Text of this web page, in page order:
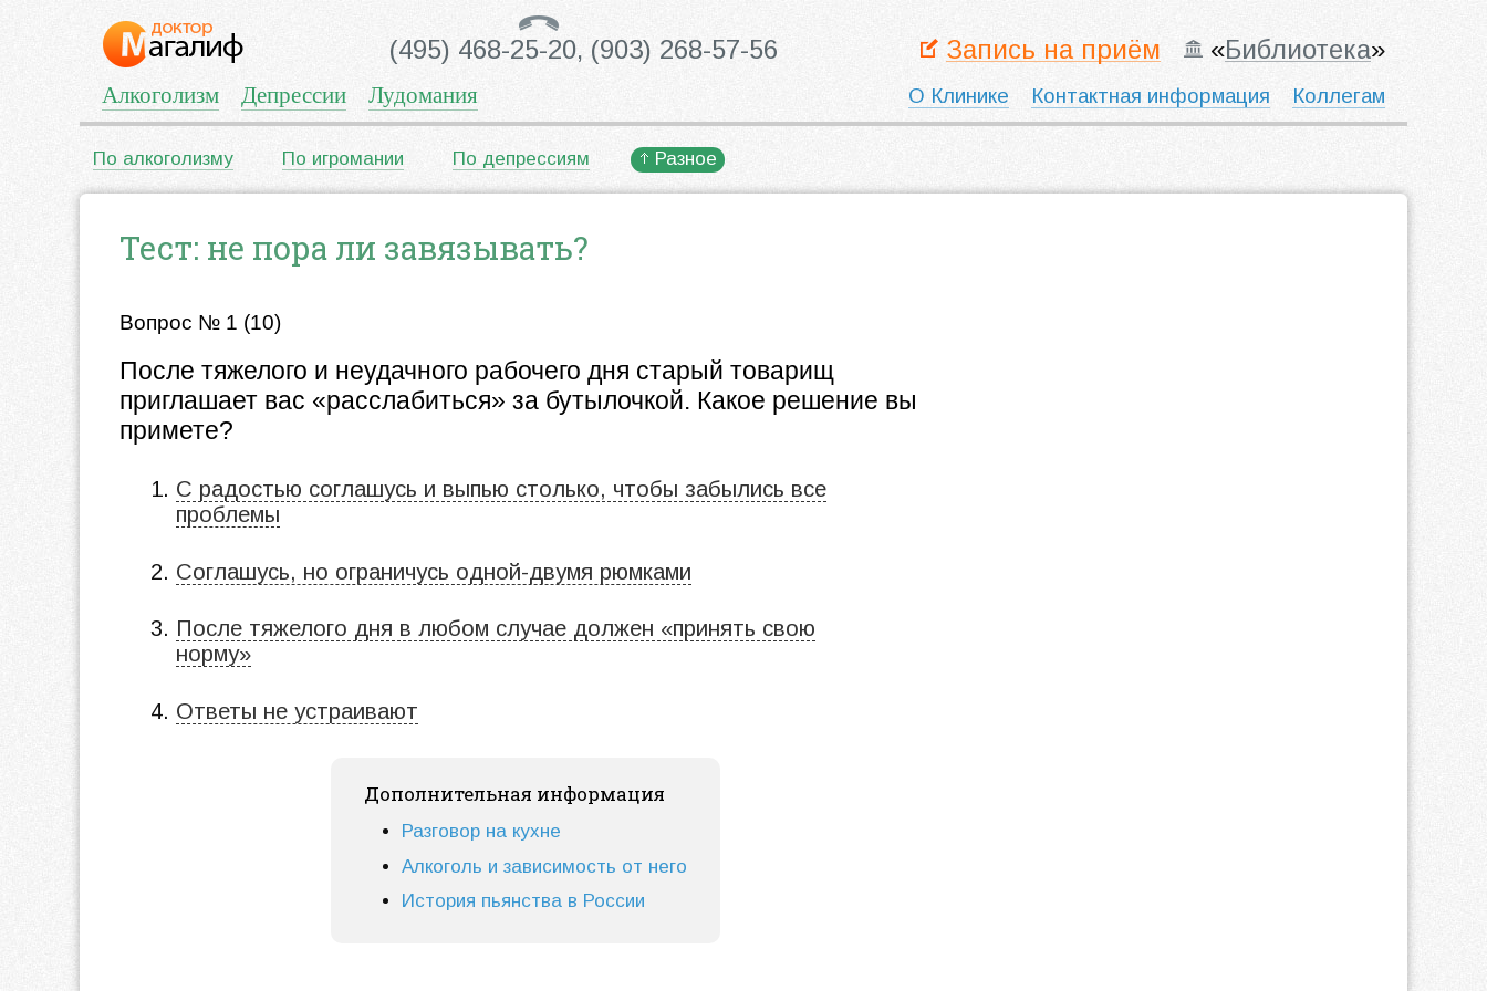
(495) 468-25-20, (903) 268-57-56 Запись на приём «Библиотека»
Алкоголизм Депрессии Лудомания О Клинике Контактная информация Коллегам
По алкоголизму По игромании По депрессиям Разное
Тест: не пора ли завязывать?
Вопрос № 1 (10)
После тяжелого и неудачного рабочего дня старый товарищ
приглашает вас «расслабиться» за бутылочкой. Какое решение вы
примете?
С радостью соглашусь и выпью столько, чтобы забылись все
проблемы
Соглашусь, но ограничусь одной-двумя рюмками
После тяжелого дня в любом случае должен «принять свою
норму»
Ответы не устраивают
Дополнительная информация
Разговор на кухне
Алкоголь и зависимость от него
История пьянства в России